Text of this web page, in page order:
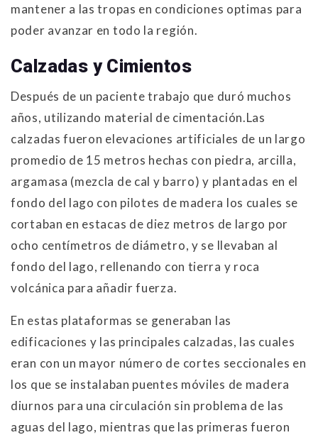
mantener a las tropas en condiciones optimas para
poder avanzar en todo la región.
Calzadas y Cimientos
Después de un paciente trabajo que duró muchos
años, utilizando material de cimentación.Las
calzadas fueron elevaciones artificiales de un largo
promedio de 15 metros hechas con piedra, arcilla,
argamasa (mezcla de cal y barro) y plantadas en el
fondo del lago con pilotes de madera los cuales se
cortaban en estacas de diez metros de largo por
ocho centímetros de diámetro, y se llevaban al
fondo del lago, rellenando con tierra y roca
volcánica para añadir fuerza.
En estas plataformas se generaban las
edificaciones y las principales calzadas, las cuales
eran con un mayor número de cortes seccionales en
los que se instalaban puentes móviles de madera
diurnos para una circulación sin problema de las
aguas del lago, mientras que las primeras fueron